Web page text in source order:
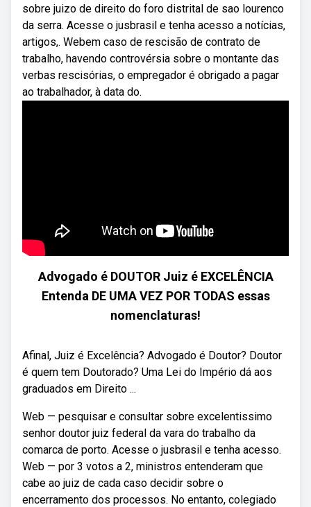
sobre juizo de direito do foro distrital de sao lourenco
da serra. Acesse o jusbrasil e tenha acesso a notícias,
artigos,. Webem caso de rescisão de contrato de
trabalho, havendo controvérsia sobre o montante das
verbas rescisórias, o empregador é obrigado a pagar
ao trabalhador, à data do.
Advogado é DOUTOR Juiz é EXCELÊNCIA
Entenda DE UMA VEZ POR TODAS essas
nomenclaturas!
Afinal, Juiz é Excelência? Advogado é Doutor? Doutor
é quem tem Doutorado? Uma Lei do Império dá aos
graduados em Direito ...
Web — pesquisar e consultar sobre excelentissimo
senhor doutor juiz federal da vara do trabalho da
comarca de porto. Acesse o jusbrasil e tenha acesso.
Web — por 3 votos a 2, ministros entenderam que
cabe ao juiz de cada caso decidir sobre o
encerramento dos processos. No entanto, colegiado